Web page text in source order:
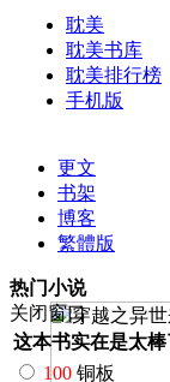
耽美
耽美书库
耽美排行榜
手机版
更文
书架
博客
繁體版
热门小说
关闭窗口
这本书实在是太
100 铜板